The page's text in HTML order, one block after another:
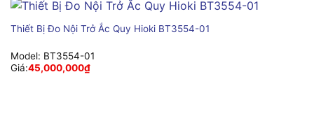
Thiết Bị Đo Nội Trở Ắc Quy Hioki BT3554-01
Model: BT3554-01
Giá:45,000,000₫